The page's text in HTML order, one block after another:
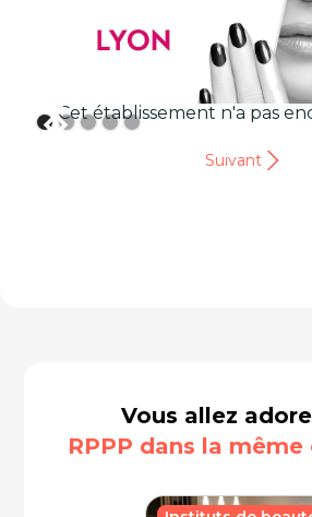
Cet établissement n'a pas
Suivant
Vous allez
RPPP dans la